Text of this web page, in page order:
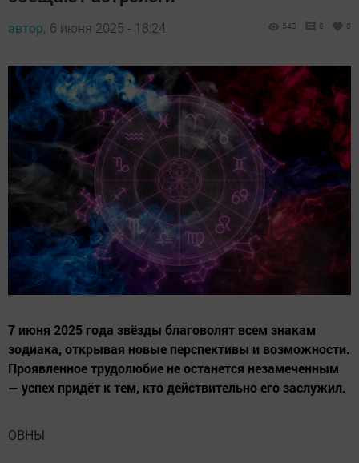
автор, 6 июня 2025 - 18:24 543 0 0
7 июня 2025 года звёзды благоволят всем знакам
зодиака, открывая новые перспективы и возможности.
Проявленное трудолюбие не останется незамеченным
— успех придёт к тем, кто действительно его заслужил.
ОВНЫ